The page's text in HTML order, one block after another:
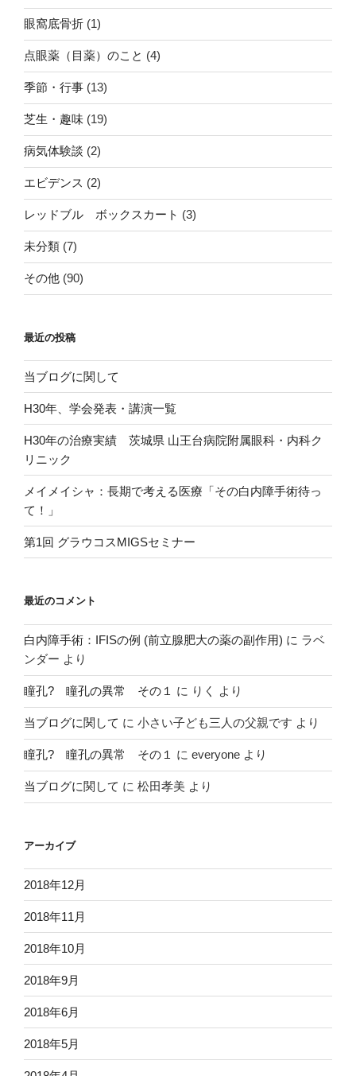
眼窩底骨折 (1)
点眼薬（目薬）のこと (4)
季節・行事 (13)
芝生・趣味 (19)
病気体験談 (2)
エビデンス (2)
レッドブル ボックスカート (3)
未分類 (7)
その他 (90)
最近の投稿
当ブログに関して
H30年、学会発表・講演一覧
H30年の治療実績 茨城県 山王台病院附属眼科・内科ク
リニック
メイメイシャ：長期で考える医療「その白内障手術待っ
て！」
第1回 グラウコスMIGSセミナー
最近のコメント
白内障手術：IFISの例 (前立腺肥大の薬の副作用) に ラベ
ンダー より
瞳孔? 瞳孔の異常 その１ に りく より
当ブログに関して に 小さい子ども三人の父親です より
瞳孔? 瞳孔の異常 その１ に everyone より
当ブログに関して に 松田孝美 より
アーカイブ
2018年12月
2018年11月
2018年10月
2018年9月
2018年6月
2018年5月